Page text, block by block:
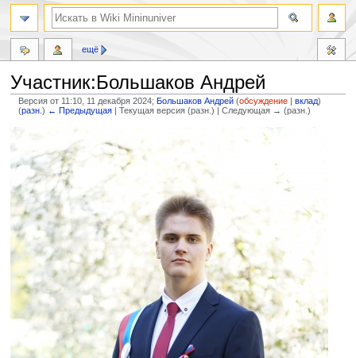
Участник:Большаков Андрей
Версия от 11:10, 11 декабря 2024; Большаков Андрей (обсуждение |вклад)
(разн.) ← Предыдущая | Текущая версия (разн.) | Следующая → (разн.)
навигации
поиску
ещё